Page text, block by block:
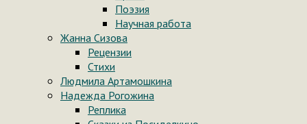
Поэзия
Научная работа
Жанна Сизова
Рецензии
Стихи
Людмила Артамошкина
Надежда Рогожина
Реплика